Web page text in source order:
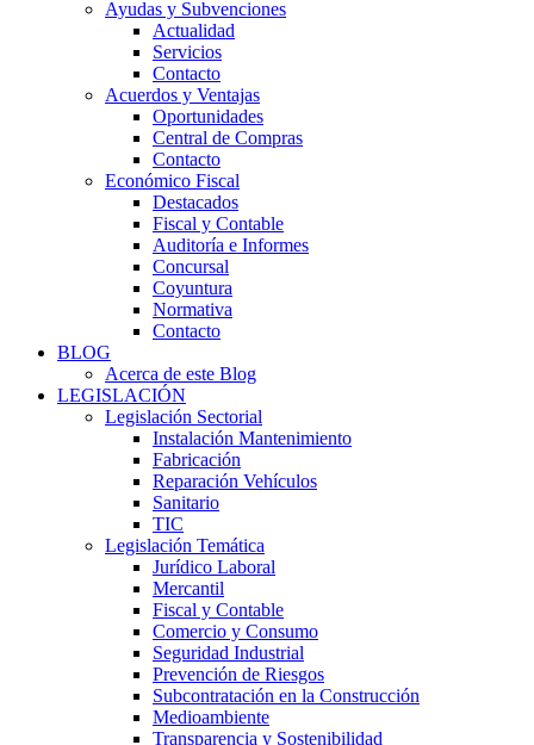
Ayudas y Subvenciones
Actualidad
Servicios
Contacto
Acuerdos y Ventajas
Oportunidades
Central de Compras
Contacto
Económico Fiscal
Destacados
Fiscal y Contable
Auditoría e Informes
Concursal
Coyuntura
Normativa
Contacto
BLOG
Acerca de este Blog
LEGISLACIÓN
Legislación Sectorial
Instalación Mantenimiento
Fabricación
Reparación Vehículos
Sanitario
TIC
Legislación Temática
Jurídico Laboral
Mercantil
Fiscal y Contable
Comercio y Consumo
Seguridad Industrial
Prevención de Riesgos
Subcontratación en la Construcción
Medioambiente
Transparencia y Sostenibilidad